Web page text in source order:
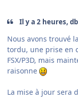
Il y a 2 heures,
Nous avons trouvé
tordu, une prise en
FSX/P3D, mais
raisonne
La mise à jour sera